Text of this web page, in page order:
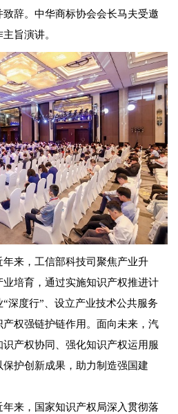
辞。中华商标协会会长马夫受邀
旨演讲。
来，工信部科技司聚焦产业升
培育，通过实施知识产权推进计
深度行”、设立产业技术公共服务
权强链护链作用。面向未来，汽
产权协同、强化知识产权运用服
护创新成果，助力制造强国建
来，国家知识产权局深入贯彻落